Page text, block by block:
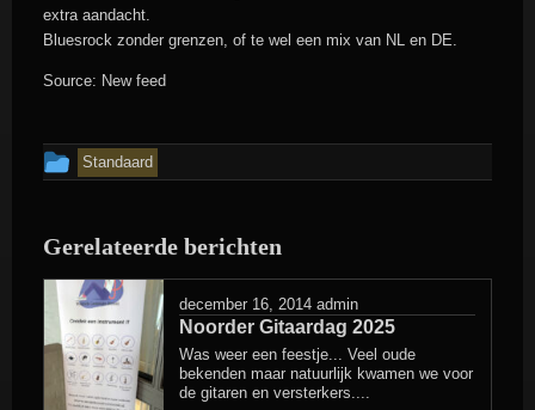
extra aandacht.
Bluesrock zonder grenzen, of te wel een mix van NL en DE.
Source: New feed
Dit
geplaatst
in
Standaard
Gerelateerde berichten
december 16, 2014 admin
Noorder Gitaardag 2025
Was weer een feestje... Veel oude
bekenden maar natuurlijk kwamen we voor
de gitaren en versterkers....